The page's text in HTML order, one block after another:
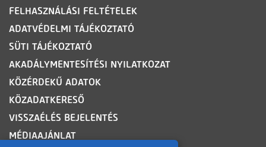
FELHASZNÁLÁSI FELTÉTELEK
ADATVÉDELMI TÁJÉKOZTATÓ
SÜTI TÁJÉKOZTATÓ
AKADÁLYMENTESÍTÉSI NYILATKOZAT
KÖZÉRDEKŰ ADATOK
KÖZADATKERESŐ
VISSZAÉLÉS BEJELENTÉS
MÉDIAAJÁNLAT